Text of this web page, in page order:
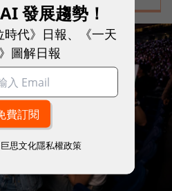
發展趨勢！
代》日報、《一天
圖解日報
巨思文化隱私權政策